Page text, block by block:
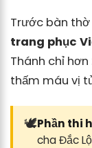
Trước bàn
trang phục
Thánh chỉ hơn
thấm máu vị
🕊️Phần thi
cha Đắc